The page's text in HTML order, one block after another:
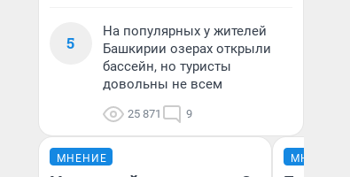
5
На популярных у жителей
Башкирии озерах открыли
бассейн, но туристы
довольны не всем
25 871 9
МНЕНИЕ МНЕНИЕ